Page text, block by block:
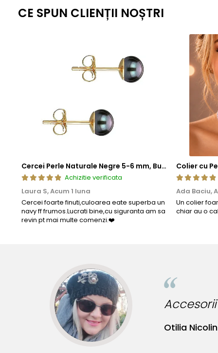
CE SPUN CLIENȚII NOȘTRI
Cercei Perle Naturale Negre 5-6 mm, Buton AAA, Aur 14K (aur 585), Tip Șurub | KASKADDA®
Achizitie verificata
Laura S,Acum 1 luna
Cercei foarte finuti,culoarea eate superba un
navy ff frumos.Lucrati bine,cu siguranta am sa
revin pt mai multe comenzi.❤️
Ada Baciu,
Un colier
chiar au o